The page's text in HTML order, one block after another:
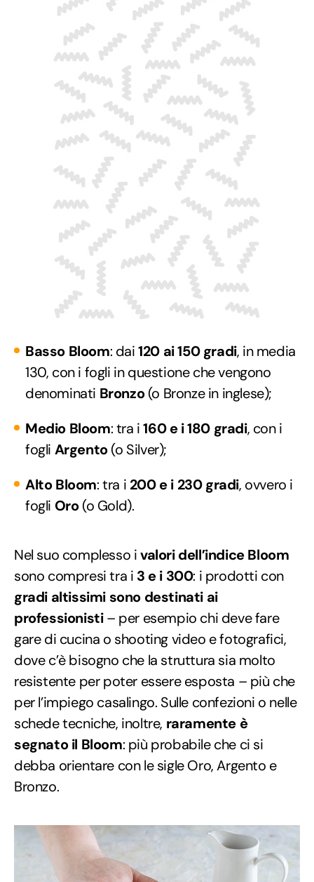
Basso Bloom: dai120 ai 150 gradi, in media
130, con i fogli in questione che vengono
denominati Bronzo(o Bronze in inglese);
Medio Bloom: tra i160 e i 180 gradi, con i
fogli Argento(o Silver);
Alto Bloom: tra i 200 e i 230 gradi, ovvero i
fogli Oro(o Gold).
Nel suo complesso ivalori dell’indice Bloom
sono compresi tra i 3 e i 300: i prodotti con
gradi altissimi sono destinati ai
professionisti– per esempio chi deve fare
gare di cucina o shooting video e fotografici,
dove c’è bisogno che la struttura sia molto
resistente per poter essere esposta – più che
per l’impiego casalingo. Sulle confezioni o nelle
schede tecniche, inoltre, raramente è
segnato il Bloom: più probabile che ci si
debba orientare con le sigle Oro, Argento e
Bronzo.